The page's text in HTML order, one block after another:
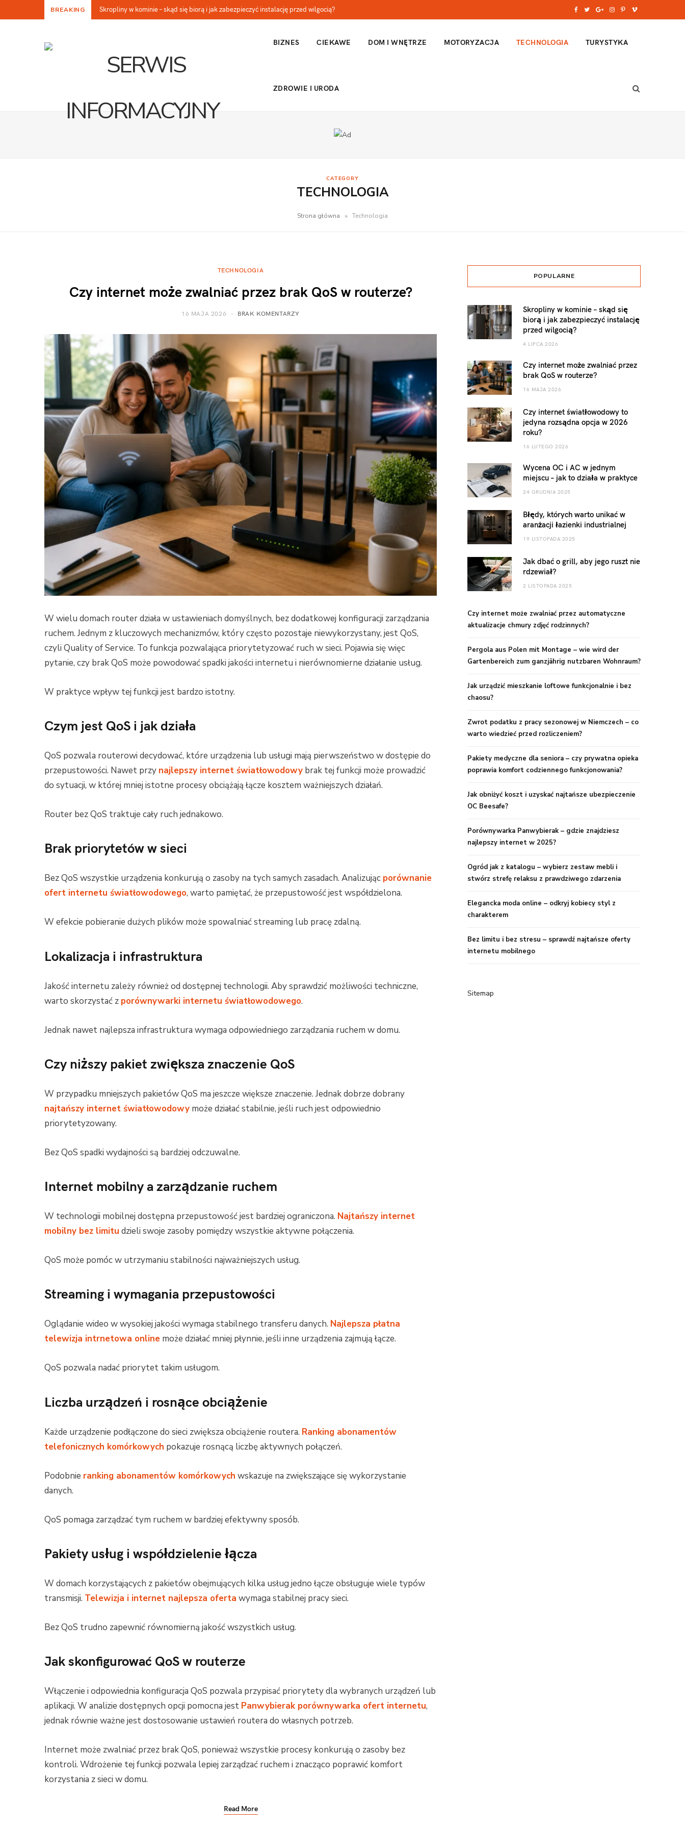
BREAKING Skropliny w kominie – skąd się biorą i jak zabezpieczyć instalację przed wilgocią? T G I P V
o
BIZNES CIEKAWE DOM I WNĘTRZE MOTORYZACJA TECHNOLOGIA TURYSTYKA
ZDROWIE I URODA
CATEGORY
TECHNOLOGIA
Strona główna » Technologia
TECHNOLOGIA
Czy internet może zwalniać przez brak QoS w routerze?
16 MAJA 2026 BRAK KOMENTARZY
W wielu domach router działa w ustawieniach domyślnych, bez dodatkowej konfiguracji zarządzania
ruchem. Jednym z kluczowych mechanizmów, który często pozostaje niewykorzystany, jest QoS,
czyli Quality of Service. To funkcja pozwalająca priorytetyzować ruch w sieci. Pojawia się więc
pytanie, czy brak QoS może powodować spadki jakości internetu i nierównomierne działanie usług.
W praktyce wpływ tej funkcji jest bardzo istotny.
Czym jest QoS i jak działa
QoS pozwala routerowi decydować, które urządzenia lub usługi mają pierwszeństwo w dostępie do
przepustowości. Nawet przy najlepszy internet światłowodowy brak tej funkcji może prowadzić
do sytuacji, w której mniej istotne procesy obciążają łącze kosztem ważniejszych działań.
Router bez QoS traktuje cały ruch jednakowo.
Brak priorytetów w sieci
Bez QoS wszystkie urządzenia konkurują o zasoby na tych samych zasadach. Analizując porównanie
ofert internetu światłowodowego, warto pamiętać, że przepustowość jest współdzielona.
W efekcie pobieranie dużych plików może spowalniać streaming lub pracę zdalną.
Lokalizacja i infrastruktura
Jakość internetu zależy również od dostępnej technologii. Aby sprawdzić możliwości techniczne,
warto skorzystać z porównywarki internetu światłowodowego.
Jednak nawet najlepsza infrastruktura wymaga odpowiedniego zarządzania ruchem w domu.
Czy niższy pakiet zwiększa znaczenie QoS
W przypadku mniejszych pakietów QoS ma jeszcze większe znaczenie. Jednak dobrze dobrany
najtańszy internet światłowodowy może działać stabilnie, jeśli ruch jest odpowiednio
priorytetyzowany.
Bez QoS spadki wydajności są bardziej odczuwalne.
Internet mobilny a zarządzanie ruchem
W technologii mobilnej dostępna przepustowość jest bardziej ograniczona. Najtańszy internet
mobilny bez limitu dzieli swoje zasoby pomiędzy wszystkie aktywne połączenia.
QoS może pomóc w utrzymaniu stabilności najważniejszych usług.
Streaming i wymagania przepustowości
Oglądanie wideo w wysokiej jakości wymaga stabilnego transferu danych. Najlepsza płatna
telewizja intrnetowa online może działać mniej płynnie, jeśli inne urządzenia zajmują łącze.
QoS pozwala nadać priorytet takim usługom.
Liczba urządzeń i rosnące obciążenie
Każde urządzenie podłączone do sieci zwiększa obciążenie routera. Ranking abonamentów
telefonicznych komórkowych pokazuje rosnącą liczbę aktywnych połączeń.
Podobnie ranking abonamentów komórkowych wskazuje na zwiększające się wykorzystanie
danych.
QoS pomaga zarządzać tym ruchem w bardziej efektywny sposób.
Pakiety usług i współdzielenie łącza
W domach korzystających z pakietów obejmujących kilka usług jedno łącze obsługuje wiele typów
transmisji. Telewizja i internet najlepsza oferta wymaga stabilnej pracy sieci.
Bez QoS trudno zapewnić równomierną jakość wszystkich usług.
Jak skonfigurować QoS w routerze
Włączenie i odpowiednia konfiguracja QoS pozwala przypisać priorytety dla wybranych urządzeń lub
aplikacji. W analizie dostępnych opcji pomocna jest Panwybierak porównywarka ofert internetu,
jednak równie ważne jest dostosowanie ustawień routera do własnych potrzeb.
Internet może zwalniać przez brak QoS, ponieważ wszystkie procesy konkurują o zasoby bez
kontroli. Wdrożenie tej funkcji pozwala lepiej zarządzać ruchem i znacząco poprawić komfort
korzystania z sieci w domu.
Read More
POPULARNE
Skropliny w kominie – skąd się
biorą i jak zabezpieczyć instalację
przed wilgocią?
4 LIPCA 2026
Czy internet może zwalniać przez
brak QoS w routerze?
16 MAJA 2026
Czy internet światłowodowy to
jedyna rozsądna opcja w 2026
roku?
16 LUTEGO 2026
Wycena OC i AC w jednym
miejscu – jak to działa w praktyce
24 GRUDNIA 2025
Błędy, których warto unikać w
aranżacji łazienki industrialnej
19 LISTOPADA 2025
Jak dbać o grill, aby jego ruszt nie
rdzewiał?
2 LISTOPADA 2025
Czy internet może zwalniać przez automatyczne
aktualizacje chmury zdjęć rodzinnych?
Pergola aus Polen mit Montage – wie wird der
Gartenbereich zum ganzjährig nutzbaren Wohnraum?
Jak urządzić mieszkanie loftowe funkcjonalnie i bez
chaosu?
Zwrot podatku z pracy sezonowej w Niemczech – co
warto wiedzieć przed rozliczeniem?
Pakiety medyczne dla seniora – czy prywatna opieka
poprawia komfort codziennego funkcjonowania?
Jak obniżyć koszt i uzyskać najtańsze ubezpieczenie
OC Beesafe?
Porównywarka Panwybierak – gdzie znajdziesz
najlepszy internet w 2025?
Ogród jak z katalogu – wybierz zestaw mebli i
stwórz strefę relaksu z prawdziwego zdarzenia
Elegancka moda online – odkryj kobiecy styl z
charakterem
Bez limitu i bez stresu – sprawdź najtańsze oferty
internetu mobilnego
Sitemap